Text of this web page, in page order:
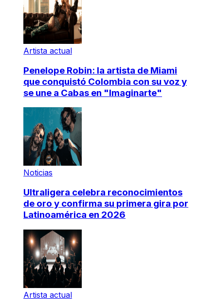
Artista actual
Penelope Robin: la artista de Miami
que conquistó Colombia con su voz y
se une a Cabas en "Imaginarte"
Noticias
Ultraligera celebra reconocimientos
de oro y confirma su primera gira por
Latinoamérica en 2026
Artista actual